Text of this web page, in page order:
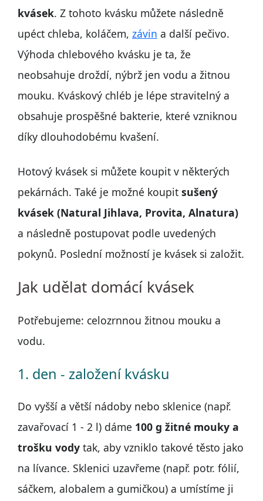
kvásek. Z tohoto kvásku můžete následně
upéct chleba, koláčem, závin a další pečivo.
Výhoda chlebového kvásku je ta, že
neobsahuje droždí, nýbrž jen vodu a žitnou
mouku. Kváskový chléb je lépe stravitelný a
obsahuje prospěšné bakterie, které vzniknou
díky dlouhodobému kvašení.
Hotový kvásek si můžete koupit v některých
pekárnách. Také je možné koupit sušený
kvásek (Natural Jihlava, Provita, Alnatura)
a následně postupovat podle uvedených
pokynů. Poslední možností je kvásek si založit.
Jak udělat domácí kvásek
Potřebujeme: celozrnnou žitnou mouku a
vodu.
1. den - založení kvásku
Do vyšší a větší nádoby nebo sklenice (např.
zavařovací 1 - 2 l) dáme 100 g žitné mouky a
trošku vody tak, aby vzniklo takové těsto jako
na lívance. Sklenici uzavřeme (např. potr. fólií,
sáčkem, alobalem a gumičkou) a umístíme ji